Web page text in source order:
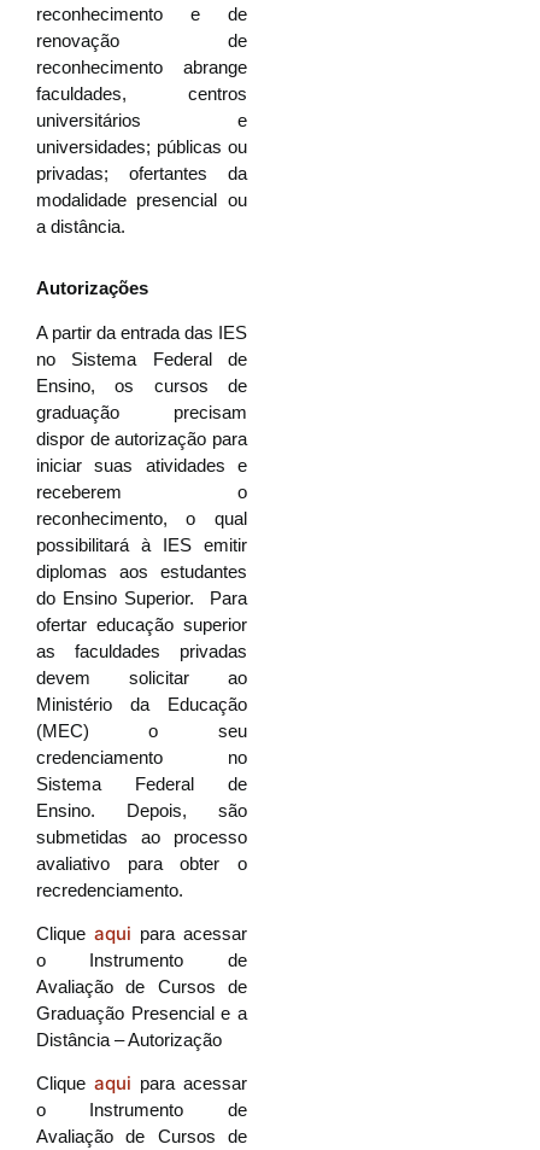
reconhecimento e de
renovação de
reconhecimento abrange
faculdades, centros
universitários e
universidades; públicas ou
privadas; ofertantes da
modalidade presencial ou
a distância.
Autorizações
A partir da entrada das IES
no Sistema Federal de
Ensino, os cursos de
graduação precisam
dispor de autorização para
iniciar suas atividades e
receberem o
reconhecimento, o qual
possibilitará à IES emitir
diplomas aos estudantes
do Ensino Superior. Para
ofertar educação superior
as faculdades privadas
devem solicitar ao
Ministério da Educação
(MEC) o seu
credenciamento no
Sistema Federal de
Ensino. Depois, são
submetidas ao processo
avaliativo para obter o
recredenciamento.
Clique aqui para acessar
o Instrumento de
Avaliação de Cursos de
Graduação Presencial e a
Distância – Autorização
Clique aqui para acessar
o Instrumento de
Avaliação de Cursos de